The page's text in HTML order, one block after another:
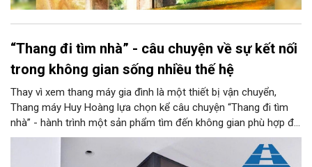
“Thang đi tìm nhà” - câu chuyện về sự kết nối
trong không gian sống nhiều thế hệ
Thay vì xem thang máy gia đình là một thiết bị vận chuyển,
Thang máy Huy Hoàng lựa chọn kể câu chuyện “Thang đi tìm
nhà” - hành trình một sản phẩm tìm đến không gian phù hợp để
trở thành một phần của kiến trúc, đời sống và ký ức gia đình.